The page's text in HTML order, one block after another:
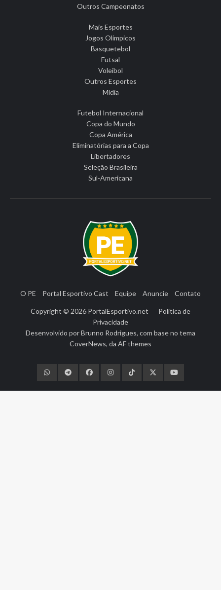
Outros Campeonatos
Mais Esportes
Jogos Olímpicos
Basquetebol
Futsal
Voleibol
Outros Esportes
Mídia
Futebol Internacional
Copa do Mundo
Copa América
Eliminatórias para a Copa
Libertadores
Seleção Brasileira
Sul-Americana
O PE Portal Esportivo Cast Equipe Anuncie Contato
Copyright © 2026 PortalEsportivo.net
Política de
Privacidade
Desenvolvido porBrunno Rodrigues, com base no tema
CoverNews, da AF themes